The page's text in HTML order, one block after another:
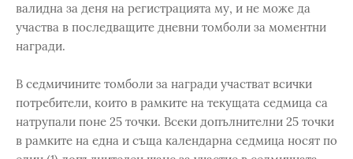
валидна за деня на регистрацията му, и не може да
участва в последващите дневни томболи за моментни
награди.
В седмичините томболи за награди участват всички
потребители, които в рамките на текущата седмица са
натрупали поне 25 точки. Всеки допълнителни 25 точки
в рамките на една и съща календарна седмица носят по